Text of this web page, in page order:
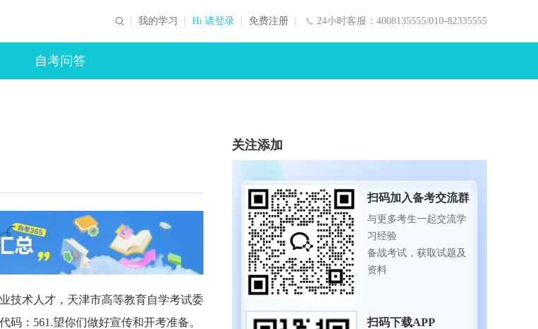
24小时客服：4008135555/010-82335555
我的学习 Hi 请登录 免费注册
自考问答
术人才，天津市高等教育自学考试委
码：561.望你们做好宣传和开考准备。
关注添加
扫码加入备考交流群
与更多考生一起交流学
习经验
备战考试，获取试题及
资料
扫码下载APP